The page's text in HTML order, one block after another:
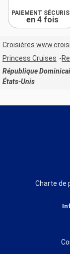
PAIEMENT
en 4 fois
Croisières
Princess Cruises
République
États-Unis
Charte de